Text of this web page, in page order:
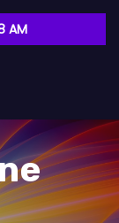
AM